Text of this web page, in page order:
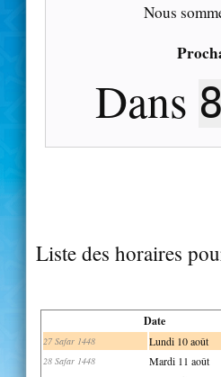
Nous
Dans 8
Liste des horaires
Date
27 Safar 1448 Lundi 10 août
28 Safar 1448 Mardi 11 août